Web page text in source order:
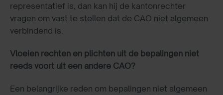
representatief is, dan kan hij de kantonrechter
vragen om vast te stellen dat de CAO niet algemeen
verbindend is.
Vloeien rechten en plichten uit de bepalingen niet
reeds voort uit een andere CAO?
Een belangrijke reden om bepalingen niet algemeen